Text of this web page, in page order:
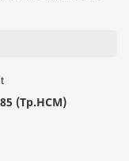
(Tp.HCM)